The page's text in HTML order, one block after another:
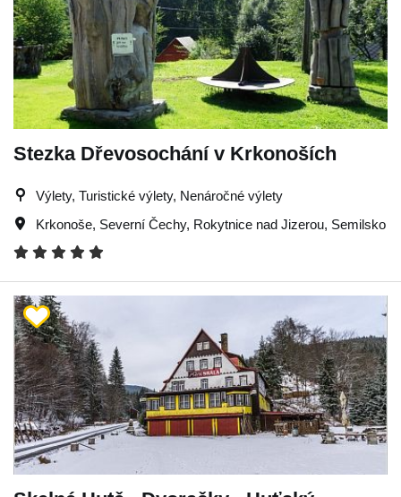
Stezka Dřevosochání v Krkonoších
Výlety, Turistické výlety, Nenáročné výlety
Krkonoše, Severní Čechy, Rokytnice nad Jizerou, Semilsko